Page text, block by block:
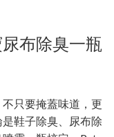
布除臭一瓶
只要掩蓋味道，更
鞋子除臭、尿布除